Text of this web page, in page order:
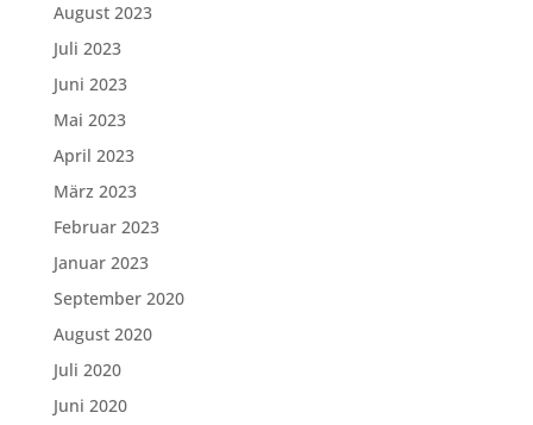
August 2023
Juli 2023
Juni 2023
Mai 2023
April 2023
März 2023
Februar 2023
Januar 2023
September 2020
August 2020
Juli 2020
Juni 2020